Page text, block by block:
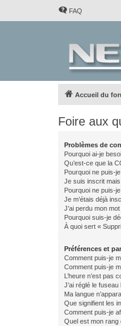
FAQ
Accueil du
Foire aux
Problèmes de
Pourquoi ai-je
Qu’est-ce que la
Pourquoi ne puis-
Je suis inscrit
Pourquoi ne puis-
Je m’étais déjà
J’ai perdu mon
Pourquoi suis-je
À quoi sert «
Préférences et
Comment puis-je
Comment puis-je
L’heure n’est pas
J’ai réglé le
Ma langue
Que signifient les
Comment puis-je
Quel est mon rang